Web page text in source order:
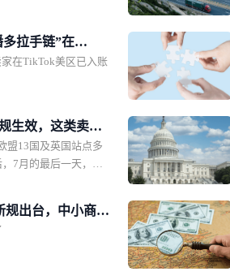
多拉手链”在
在TikTok美区已入账
生效，这类卖家
盟13国及英国站点多
7月的最后一天，
核心热销品类进行全
次剑指的类目，是颇
出台，中小商家